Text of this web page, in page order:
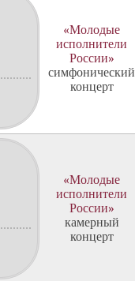
«Молодые
исполнители
России»
симфонический
концерт
«Молодые
исполнители
России»
камерный
концерт